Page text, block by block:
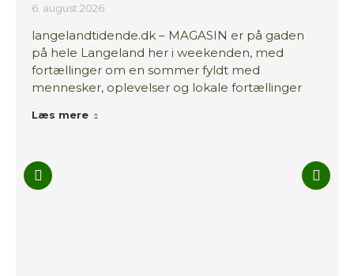
6. august 2026
langelandtidende.dk – MAGASIN er på gaden
på hele Langeland her i weekenden, med
fortællinger om en sommer fyldt med
mennesker, oplevelser og lokale fortællinger
Læs mere